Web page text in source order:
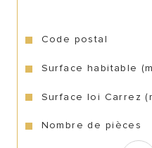
Caractéristiques Valeurs
Code postal
Surface habitable
Surface loi Carrez
Nombre de pièces